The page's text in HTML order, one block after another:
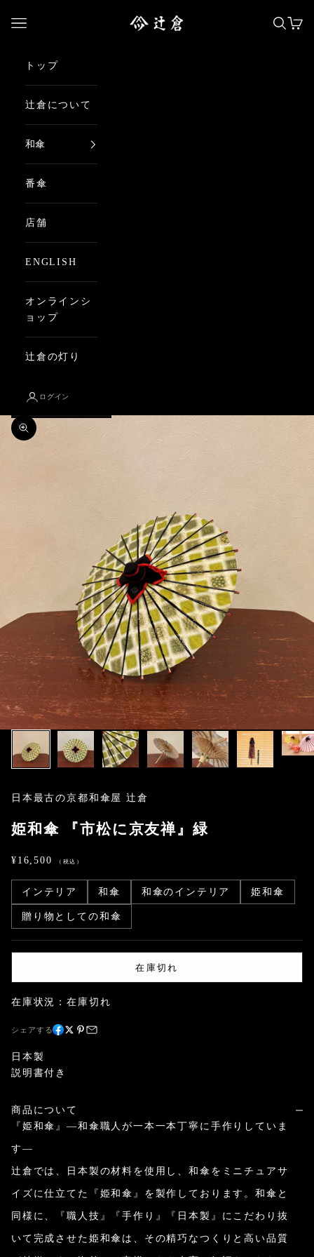
日本最古の京都和傘屋 辻倉
メニューを開く 検索を
カー
トップ
辻倉について
和傘
番傘
店舗
ENGLISH
オンラインシ
ョップ
辻倉の灯り
ログイン
ズームイン
日本最古の京都和傘屋 辻倉
姫和傘 『市松に京友禅』緑
セール価格
¥16,500
インテリア 和傘 和傘のインテリア 姫和傘
贈り物としての和傘
在庫切れ
在庫状況：在庫切れ
シェアする
日本製
説明書付き
商品について
『姫和傘』―和傘職人が一本一本丁寧に手作りしていま
す―
辻倉では、日本製の材料を使用し、和傘をミニチュアサ
イズに仕立てた『姫和傘』を製作しております。和傘と
同様に、『職人技』『手作り』『日本製』にこだわり抜
いて完成させた姫和傘は、その精巧なつくりと高い品質